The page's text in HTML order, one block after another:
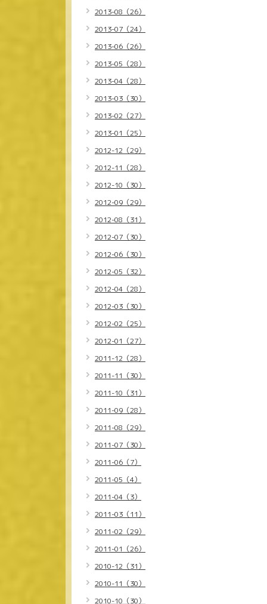
2013-08（26）
2013-07（24）
2013-06（26）
2013-05（28）
2013-04（28）
2013-03（30）
2013-02（27）
2013-01（25）
2012-12（29）
2012-11（28）
2012-10（30）
2012-09（29）
2012-08（31）
2012-07（30）
2012-06（30）
2012-05（32）
2012-04（28）
2012-03（30）
2012-02（25）
2012-01（27）
2011-12（28）
2011-11（30）
2011-10（31）
2011-09（28）
2011-08（29）
2011-07（30）
2011-06（7）
2011-05（4）
2011-04（3）
2011-03（11）
2011-02（29）
2011-01（26）
2010-12（31）
2010-11（30）
2010-10（30）